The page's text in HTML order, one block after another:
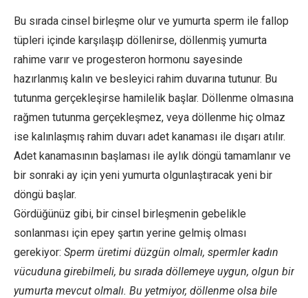
Bu sırada cinsel birleşme olur ve yumurta sperm ile fallop
tüpleri içinde karşılaşıp döllenirse, döllenmiş yumurta
rahime varır ve progesteron hormonu sayesinde
hazırlanmış kalın ve besleyici rahim duvarına tutunur. Bu
tutunma gerçekleşirse hamilelik başlar. Döllenme olmasına
rağmen tutunma gerçekleşmez, veya döllenme hiç olmaz
ise kalınlaşmış rahim duvarı adet kanaması ile dışarı atılır.
Adet kanamasının başlaması ile aylık döngü tamamlanır ve
bir sonraki ay için yeni yumurta olgunlaştıracak yeni bir
döngü başlar.
Gördüğünüz gibi, bir cinsel birleşmenin gebelikle
sonlanması için epey şartın yerine gelmiş olması
gerekiyor: Sperm üretimi düzgün olmalı, spermler kadın
vücuduna girebilmeli, bu sırada döllemeye uygun, olgun bir
yumurta mevcut olmalı. Bu yetmiyor, döllenme olsa bile